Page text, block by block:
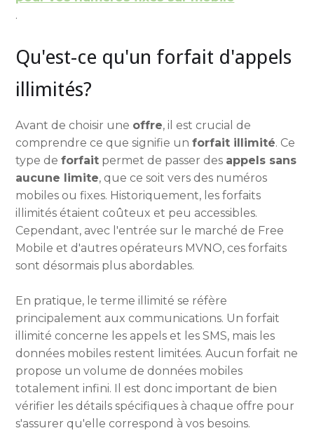
.
Qu'est-ce qu'un forfait d'appels
illimités?
Avant de choisir une offre, il est crucial de
comprendre ce que signifie unforfait illimité. Ce
type deforfait permet de passer des appels sans
aucune limite, que ce soit vers des numéros
mobiles ou fixes. Historiquement, les forfaits
illimités étaient coûteux et peu accessibles.
Cependant, avec l'entrée sur le marché de Free
Mobile et d'autres opérateurs MVNO, ces forfaits
sont désormais plus abordables.
En pratique, le terme illimité se réfère
principalement aux communications. Un forfait
illimité concerne les appels et les SMS, mais les
données mobiles restent limitées. Aucun forfait ne
propose un volume de données mobiles
totalement infini. Il est donc important de bien
vérifier les détails spécifiques à chaque offre pour
s'assurer qu'elle correspond à vos besoins.